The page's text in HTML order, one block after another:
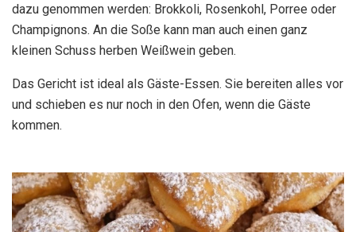
dazu genommen werden: Brokkoli, Rosenkohl, Porree oder
Champignons. An die Soße kann man auch einen ganz
kleinen Schuss herben Weißwein geben.
Das Gericht ist ideal als Gäste-Essen. Sie bereiten alles vor
und schieben es nur noch in den Ofen, wenn die Gäste
kommen.